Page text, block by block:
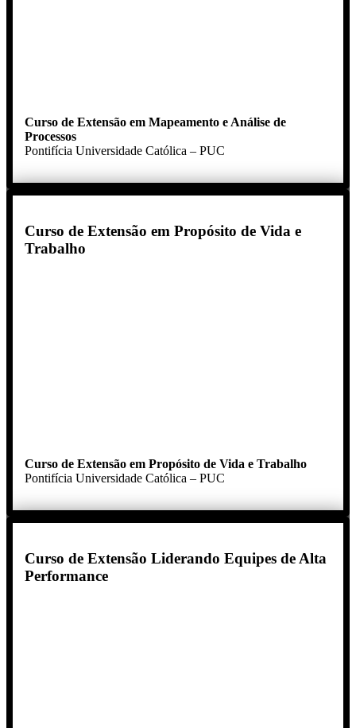
Curso de Extensão em Mapeamento e Análise de
Processos
Pontifícia Universidade Católica – PUC
Curso de Extensão em Propósito de Vida e
Trabalho
Curso de Extensão em Propósito de Vida e Trabalho
Pontifícia Universidade Católica – PUC
Curso de Extensão Liderando Equipes de Alta
Performance